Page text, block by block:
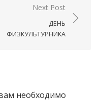
Next Post
ДЕНЬ
ФИЗКУЛЬТУРНИКА
необходимо